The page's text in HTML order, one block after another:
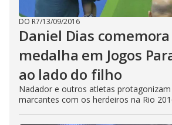
DO R7/13/09/2016
Daniel Dias comemora
medalha em Jogos
ao lado do filho
Nadador e outros atletas
marcantes com os herdeiros na Rio